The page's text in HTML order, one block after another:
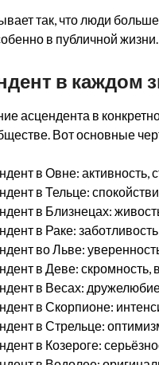
так, что люди
в публичной жизни.
в каждом
асцендента в
Вот основные
в Овне: активность,
в Тельце:
в Близнецах:
в Раке:
во Льве:
в Деве: скромность,
в Весах:
в Скорпионе:
в Стрельце:
в Козероге: